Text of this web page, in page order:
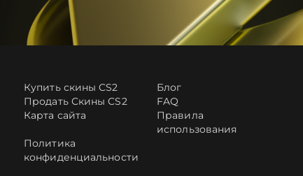
Купить скины CS2
Блог
Продать Скины CS2
FAQ
Карта сайта
Правила
использования
Политика
конфиденциальности